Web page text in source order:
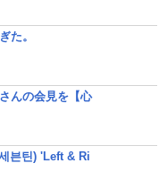
た。
んの会見を【心
븐틴) 'Left & Ri